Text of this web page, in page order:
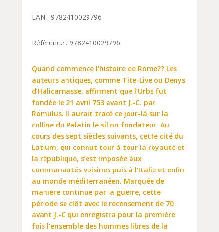
EAN : 9782410029796
Référence : 9782410029796
Quand commence l’histoire de Rome?? Les
auteurs antiques, comme Tite-Live ou Denys
d’Halicarnasse, affirment que l’Urbs fut
fondée le 21 avril 753 avant J.-C. par
Romulus. Il aurait tracé ce jour-là sur la
colline du Palatin le sillon fondateur. Au
cours des sept siècles suivants, cette cité du
Latium, qui connut tour à tour la royauté et
la république, s’est imposée aux
communautés voisines puis à l’Italie et enfin
au monde méditerranéen. Marquée de
manière continue par la guerre, cette
période se clôt avec le recensement de 70
avant J.-C qui enregistra pour la première
fois l’ensemble des hommes libres de la